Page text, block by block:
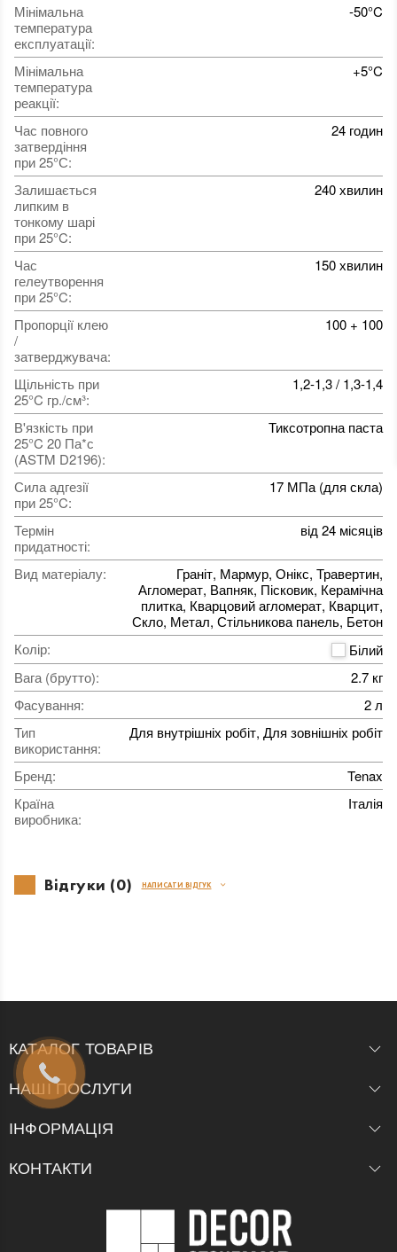
Мінімальна
температура
експлуатації:
-50°C
Мінімальна
температура
реакції:
+5°C
Час повного
затвердіння
при 25°С:
24 годин
Залишається
липким в
тонкому шарі
при 25°C:
240 хвилин
Час
гелеутворення
при 25°C:
150 хвилин
Пропорції клею
/
затверджувача:
100 + 100
Щільність при
25°C гр./см³:
1,2-1,3 / 1,3-1,4
В'язкість при
25°C 20 Па*с
(ASTM D2196):
Тиксотропна паста
Сила адгезії
при 25°C:
17 МПа (для скла)
Термін
придатності:
від 24 місяців
Вид матеріалу:
Граніт, Мармур, Онікс, Травертин,
Агломерат, Вапняк, Пісковик, Керамічна
плитка, Кварцовий агломерат, Кварцит,
Скло, Метал, Стільникова панель, Бетон
Колір:
Білий
Вага (брутто):
2.7 кг
Фасування:
2 л
Тип
використання:
Для внутрішніх робіт, Для зовнішніх робіт
Бренд:
Tenax
Країна
виробника:
Італія
Відгуки (0) НАПИСАТИ ВІДГУК
КАТАЛОГ ТОВАРІВ
НАШІ ПОСЛУГИ
ІНФОРМАЦІЯ
КОНТАКТИ